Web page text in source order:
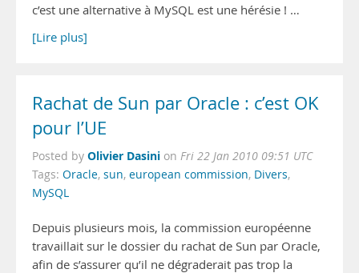
c’est une alternative à MySQL est une hérésie ! …
[Lire plus]
Rachat de Sun par Oracle : c’est OK
pour l’UE
Posted by Olivier Dasini on Fri 22 Jan 2010 09:51 UTC
Tags: Oracle, sun, european commission, Divers,
MySQL
Depuis plusieurs mois, la commission européenne
travaillait sur le dossier du rachat de Sun par Oracle,
afin de s’assurer qu’il ne dégraderait pas trop la